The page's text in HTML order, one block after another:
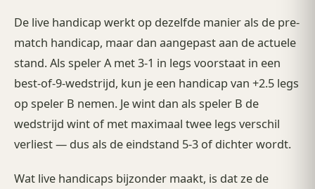
De live handicap werkt op dezelfde manier als de pre-
match handicap, maar dan aangepast aan de actuele
stand. Als speler A met 3-1 in legs voorstaat in een
best-of-9-wedstrijd, kun je een handicap van +2.5 legs
op speler B nemen. Je wint dan als speler B de
wedstrijd wint of met maximaal twee legs verschil
verliest — dus als de eindstand 5-3 of dichter wordt.
Wat live handicaps bijzonder maakt, is dat ze de